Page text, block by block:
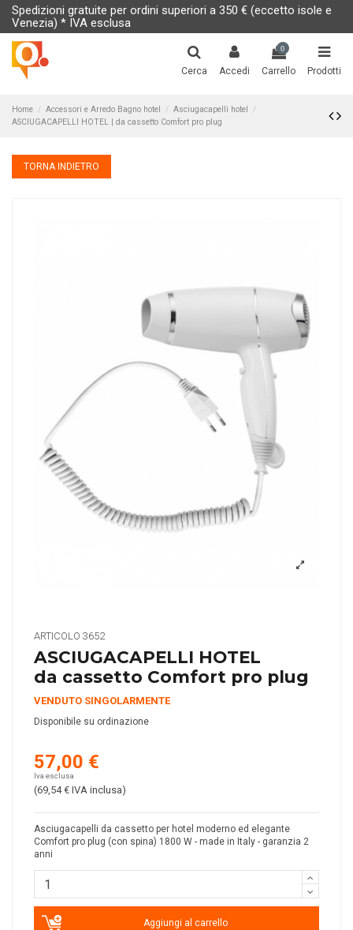
Spedizioni gratuite per ordini superiori a 350 € (eccetto isole e
Venezia) * IVA esclusa
Cerca Accedi
0
Carrello Prodotti
Home Accessori e Arredo Bagno hotel
Asciugacapelli hotel
ASCIUGACAPELLI HOTEL | da cassetto Comfort pro plug
TORNA INDIETRO
ARTICOLO 3652
ASCIUGACAPELLI HOTEL
da cassetto Comfort pro plug
VENDUTO SINGOLARMENTE
Disponibile su ordinazione
57,00 €
Iva esclusa
(69,54 € IVA inclusa)
Asciugacapelli da cassetto per hotel moderno ed elegante
Comfort pro plug (con spina) 1800 W - made in Italy - garanzia 2
anni
Aggiungi al carrello